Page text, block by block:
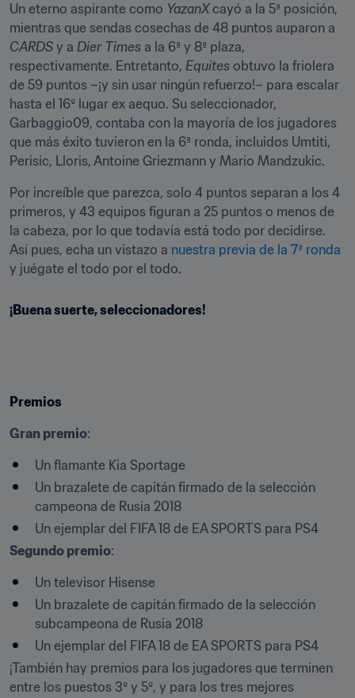
Un eterno aspirante como YazanX cayó a la 5ª posición,
CARDS y a Dier Times a la 6ª y 8ª plaza,
respectivamente. Entretanto, Equites obtuvo la friolera
de 59 puntos –¡y sin usar ningún refuerzo!– para escalar
hasta el 16º lugar ex aequo. Su seleccionador,
Garbaggio09, contaba con la mayoría de los jugadores
que más éxito tuvieron en la 6ª ronda, incluidos Umtiti,
Perisic, Lloris, Antoine Griezmann y Mario Mandzukic.
Por increíble que parezca, solo 4 puntos separan a los 4
primeros, y 43 equipos figuran a 25 puntos o menos de
la cabeza, por lo que todavía está todo por decidirse.
Así pues, echa un vistazo a nuestra previa de la 7ª ronda
y juégate el todo por el todo.
¡Buena suerte, seleccionadores!
Premios
Gran premio:
​Un flamante Kia Sportage
Un brazalete de capitán firmado de la selección
campeona de Rusia 2018
Un ejemplar del FIFA 18 de EA SPORTS para PS4
Segundo premio:
​Un televisor Hisense
Un brazalete de capitán firmado de la selección
subcampeona de Rusia 2018
Un ejemplar del FIFA 18 de EA SPORTS para PS4
¡También hay premios para los jugadores que terminen
entre los puestos 3º y 5º, y para los tres mejores